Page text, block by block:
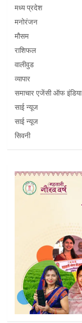
मध्य प्रदेश
मनोरंजन
मौसम
राशिफल
वालीवुड
व्यापार
समाचार एजेंसी ऑफ इंडिया
साई न्यूज
साई न्यूज
सिवनी